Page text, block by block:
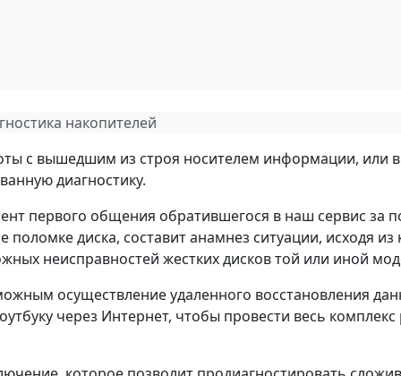
накопителей
с вышедшим из строя носителем информации, или в
диагностику.
первого общения обратившегося в наш сервис
диска, составит анамнез ситуации, исходя
неисправностей жестких дисков той или иной
осуществление удаленного восстановления
через Интернет, чтобы провести весь